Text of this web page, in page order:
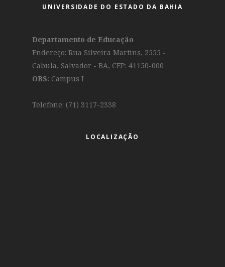
UNIVERSIDADE DO ESTADO DA BAHIA
Departamento de Educação
Endereço: Rua Silveira Martins, 2555 -
Cabula, Salvador - BA, CEP: 41150-000
OBS: Campus I
Telefone: (71) 3117-2338
LOCALIZAÇÃO